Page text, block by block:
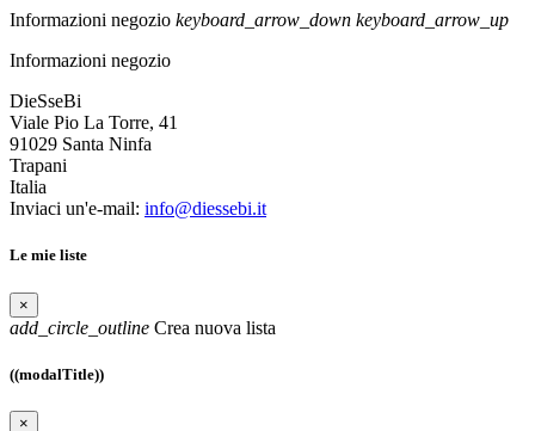
Informazioni negozio keyboard_arrow_down keyboard_arrow_up
Informazioni negozio
DieSseBi
Viale Pio La Torre, 41
91029 Santa Ninfa
Trapani
Italia
Inviaci un'e-mail: info@diessebi.it
Le mie liste
×
add_circle_outline Crea nuova lista
((modalTitle))
×